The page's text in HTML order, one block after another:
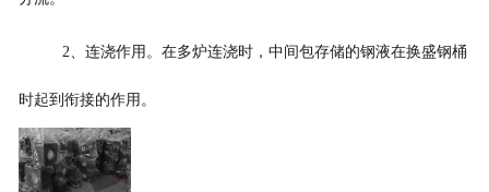
2、连浇作用。在多炉连浇时，中间包存储的钢液在换盛钢桶
时起到衔接的作用。